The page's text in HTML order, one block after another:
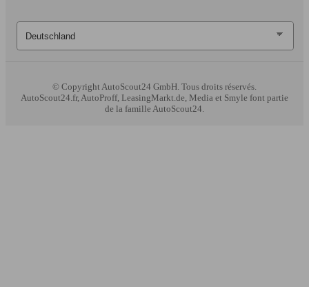
© CopyrightAutoScout24 GmbH. Tous droits réservés.
AutoScout24.fr, AutoProff, LeasingMarkt.de, Media et Smyle font partie
de la famille AutoScout24.